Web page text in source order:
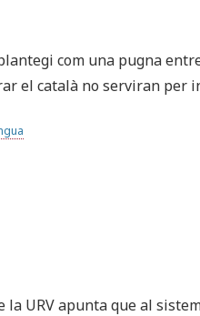
com una pugna
el català no serviran per
la URV apunta que al